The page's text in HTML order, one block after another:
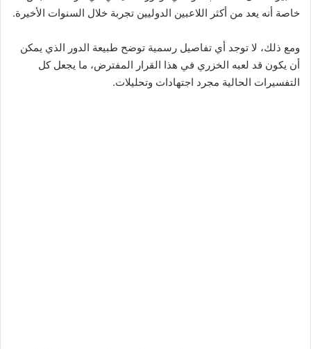
خاصة أنه يعد من أكثر اللاعبين الدوليين تجربة خلال السنوات الأخيرة.
ومع ذلك، لا توجد أي تفاصيل رسمية توضح طبيعة الدور الذي يمكن
أن يكون قد لعبه الخزري في هذا القرار المفترض، ما يجعل كل
التفسيرات الحالية مجرد اجتهادات وتحليلات.